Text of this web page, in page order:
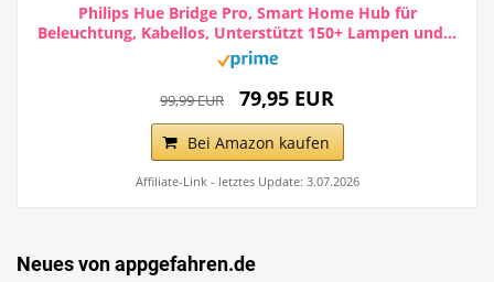
Philips Hue Bridge Pro, Smart Home Hub für
Beleuchtung, Kabellos, Unterstützt 150+ Lampen und...
99,99 EUR 79,95 EUR
Bei Amazon kaufen
Affiliate-Link - letztes Update: 3.07.2026
Neues von appgefahren.de